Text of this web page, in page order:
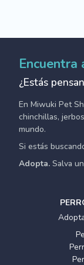
Encuentra
¿Estás
En Miwuki Pet
chinchillas,
mundo.
Si estás
Adopta. Salva